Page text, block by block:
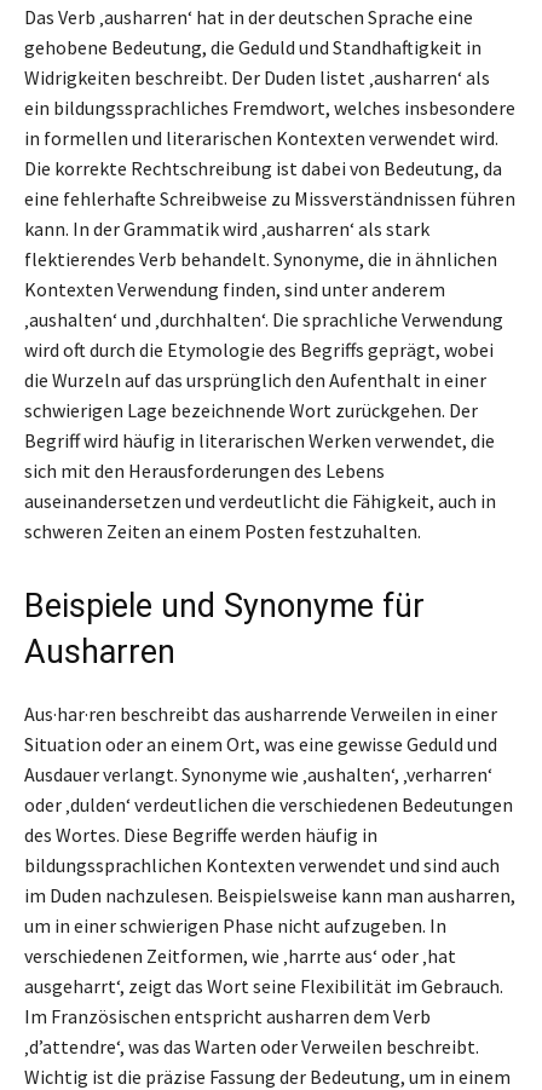
Das Verb ‚ausharren‘ hat in der deutschen Sprache eine
gehobene Bedeutung, die Geduld und Standhaftigkeit in
Widrigkeiten beschreibt. Der Duden listet ‚ausharren‘ als
ein bildungssprachliches Fremdwort, welches insbesondere
in formellen und literarischen Kontexten verwendet wird.
Die korrekte Rechtschreibung ist dabei von Bedeutung, da
eine fehlerhafte Schreibweise zu Missverständnissen führen
kann. In der Grammatik wird ‚ausharren‘ als stark
flektierendes Verb behandelt. Synonyme, die in ähnlichen
Kontexten Verwendung finden, sind unter anderem
‚aushalten‘ und ‚durchhalten‘. Die sprachliche Verwendung
wird oft durch die Etymologie des Begriffs geprägt, wobei
die Wurzeln auf das ursprünglich den Aufenthalt in einer
schwierigen Lage bezeichnende Wort zurückgehen. Der
Begriff wird häufig in literarischen Werken verwendet, die
sich mit den Herausforderungen des Lebens
auseinandersetzen und verdeutlicht die Fähigkeit, auch in
schweren Zeiten an einem Posten festzuhalten.
Beispiele und Synonyme für
Ausharren
Aus·har·ren beschreibt das ausharrende Verweilen in einer
Situation oder an einem Ort, was eine gewisse Geduld und
Ausdauer verlangt. Synonyme wie ‚aushalten‘, ‚verharren‘
oder ‚dulden‘ verdeutlichen die verschiedenen Bedeutungen
des Wortes. Diese Begriffe werden häufig in
bildungssprachlichen Kontexten verwendet und sind auch
im Duden nachzulesen. Beispielsweise kann man ausharren,
um in einer schwierigen Phase nicht aufzugeben. In
verschiedenen Zeitformen, wie ‚harrte aus‘ oder ‚hat
ausgeharrt‘, zeigt das Wort seine Flexibilität im Gebrauch.
Im Französischen entspricht ausharren dem Verb
‚d’attendre‘, was das Warten oder Verweilen beschreibt.
Wichtig ist die präzise Fassung der Bedeutung, um in einem